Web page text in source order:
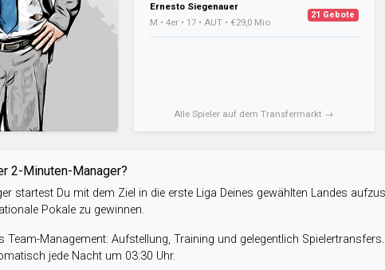
Ernesto Siegenauer
M • 4er • 17 • AUT • €29,0 Mio
21 Gebote
Alle Spieler auf dem Transfermarkt →
2-Minuten-Manager?
startest Du mit dem Ziel in die erste Liga Deines gewählten Landes
Pokale zu gewinnen.
Team-Management: Aufstellung, Training und gelegentlich
jede Nacht um 03:30 Uhr.